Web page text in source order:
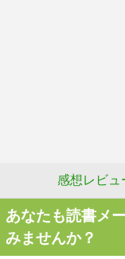
感想レビュ
あなたも読書メ
みませんか？